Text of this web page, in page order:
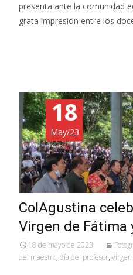
presenta ante la comunidad
grata impresión entre los
18
May/23
ColAgustina
Virgen de Fátima
18 de mayo de 2023
del maestro, día del profesor,